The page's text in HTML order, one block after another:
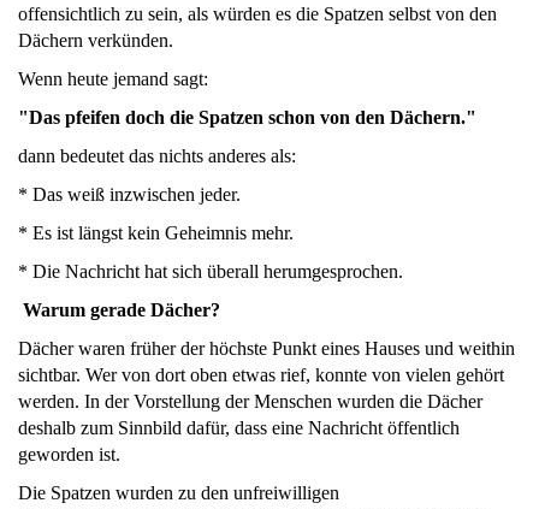
offensichtlich zu sein, als würden es die Spatzen selbst von den
Dächern verkünden.
Wenn heute jemand sagt:
"Das pfeifen doch die Spatzen schon von den Dächern."
dann bedeutet das nichts anderes als:
* Das weiß inzwischen jeder.
* Es ist längst kein Geheimnis mehr.
* Die Nachricht hat sich überall herumgesprochen.
Warum gerade Dächer?
Dächer waren früher der höchste Punkt eines Hauses und weithin
sichtbar. Wer von dort oben etwas rief, konnte von vielen gehört
werden. In der Vorstellung der Menschen wurden die Dächer
deshalb zum Sinnbild dafür, dass eine Nachricht öffentlich
geworden ist.
Die Spatzen wurden zu den unfreiwilligen